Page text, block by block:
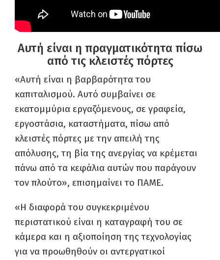
Αυτή είναι η πραγματικότητα πίσω
από τις κλειστές πόρτες
«Αυτή είναι η βαρβαρότητα του
καπιταλισμού. Αυτό συμβαίνει σε
εκατομμύρια εργαζόμενους, σε γραφεία,
εργοστάσια, καταστήματα, πίσω από
κλειστές πόρτες με την απειλή της
απόλυσης, τη βία της ανεργίας να κρέμεται
πάνω από τα κεφάλια αυτών που παράγουν
τον πλούτο», επισημαίνει το ΠΑΜΕ.
«Η διαφορά του συγκεκριμένου
περιστατικού είναι η καταγραφή του σε
κάμερα και η αξιοποίηση της τεχνολογίας
για να προωθηθούν οι αντεργατικοί